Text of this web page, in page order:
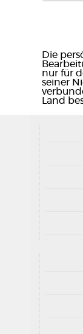
Die
nur für
seiner
Land